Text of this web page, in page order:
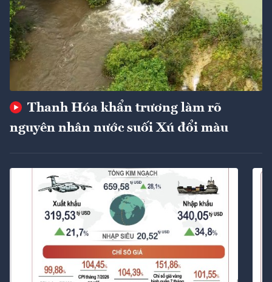
Thanh Hóa khẩn trương làm rõ
nguyên nhân nước suối Xú đổi màu